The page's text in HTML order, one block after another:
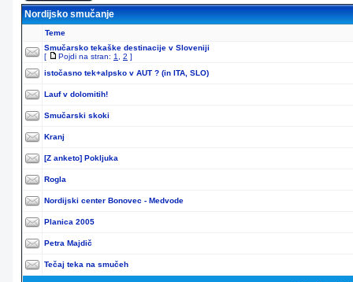
Nordijsko smučanje
Teme
Smučarsko tekaške destinacije v Sloveniji
[
Pojdi na stran: 1 2 ]
istočasno tek+alpsko v AUT ? (in ITA, SLO)
Lauf v dolomitih!
Smučarski skoki
Kranj
[Z anketo] Pokljuka
Rogla
Nordijski center Bonovec - Medvode
Planica 2005
Petra Majdič
Tečaj teka na smučeh